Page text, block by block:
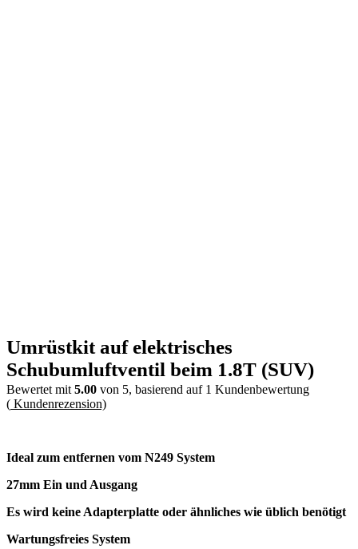
Umrüstkit auf elektrisches
Schubumluftventil beim 1.8T (SUV)
Bewertet mit 5.00 von 5, basierend auf 1 Kundenbewertung
( Kundenrezension)
Ideal zum entfernen vom N249 System
27mm Ein und Ausgang
Es wird keine Adapterplatte oder ähnliches wie üblich benötigt
Wartungsfreies System